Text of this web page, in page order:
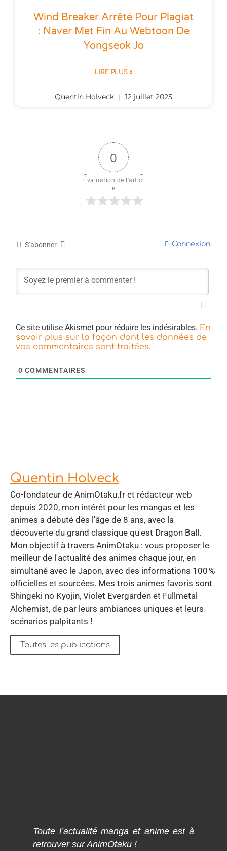
Wind Breaker Arrêté Pour Plagiat
: Naver Met Fin Au Webtoon De
Yongseok Jo
LIRE PLUS »
Quentin Holveck 12 juillet 2025
0
Évaluation de l'articl
e
S’abonner Connexion
Ce site utilise Akismet pour réduire les indésirables. En
savoir plus sur la façon dont les données de
vos commentaires sont traitées.
0 COMMENTAIRES
Quentin Holveck
Co-fondateur de AnimOtaku.fr et rédacteur web
depuis 2020, mon intérêt pour les mangas et les
animes a débuté dès l'âge de 8 ans, avec la
découverte du grand classique qu'est Dragon Ball.
Mon objectif à travers AnimOtaku : vous proposer le
meilleur de l'actualité des animes chaque jour, en
simultané avec le Japon, avec des informations 100 %
officielles et sourcées. Mes trois animes favoris sont
Shingeki no Kyojin, Violet Evergarden et Fullmetal
Alchemist, de par leurs ambiances uniques et leurs
scénarios palpitants !
Toutes les publications
Toute l’actualité manga et anime est à
retrouver sur AnimOtaku !